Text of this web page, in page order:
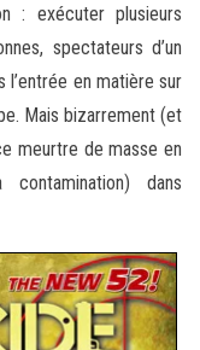
: exécuter plusieurs
spectateurs d’un
l’entrée en matière sur
Mais bizarrement (et
meurtre de masse en
dans